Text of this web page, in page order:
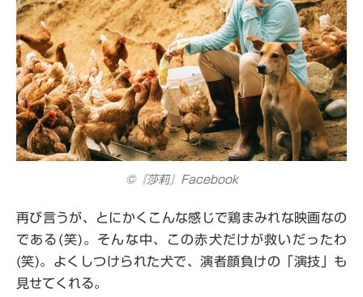
©『莎莉』Facebook
再び言うが、とにかくこんな感じで鶏まみれな映画なの
である(笑)。そんな中、この赤犬だけが救いだったわ
(笑)。よくしつけられた犬で、演者顔負けの「演技」も
見せてくれる。